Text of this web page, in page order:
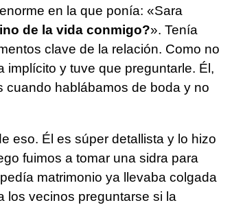
en la que ponía: «Sara
de la vida conmigo?». Tenía
clave de la relación. Como no
implícito y tuve que preguntarle. Él,
cuando hablábamos de boda y no
eso. Él es súper detallista y lo hizo
fuimos a tomar una sidra para
matrimonio ya llevaba colgada
los vecinos preguntarse si la